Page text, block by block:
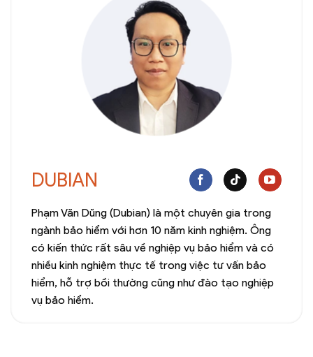
DUBIAN
Phạm Văn Dũng (Dubian) là một chuyên gia trong
ngành bảo hiểm với hơn 10 năm kinh nghiệm. Ông
có kiến thức rất sâu về nghiệp vụ bảo hiểm và có
nhiều kinh nghiệm thực tế trong việc tư vấn bảo
hiểm, hỗ trợ bồi thường cũng như đào tạo nghiệp
vụ bảo hiểm.